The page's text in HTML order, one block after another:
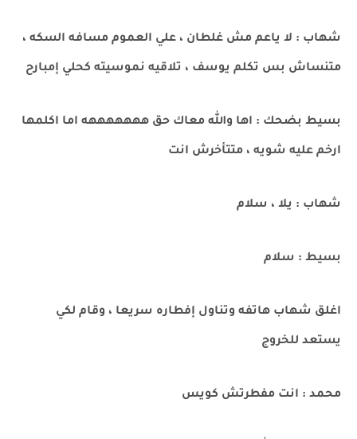
شهاب : لا ياعم مش غلطان ، علي العموم مسافه السكه ،
متنساش بس تكلم يوسف ، تلاقيه نموسيته كحلي إمبارح
بسيط بضحك : اها والله معاك حق هههههههه اما اكلمها
ارخم عليه شويه ، متتأخرش انت
شهاب : يلا ، سلام
بسيط : سلام
اغلق شهاب هاتفه وتناول إفطاره سريعا ، وقام لكي
يستعد للخروج
محمد : انت مفطرتش كويس